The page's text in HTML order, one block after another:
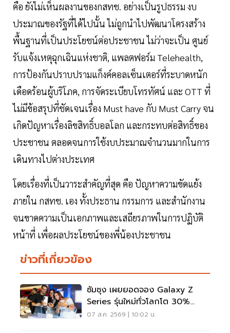
คือ ยังไม่เห็นผลงานของกสทช. อย่างเป็นรูปธรรม งบ
ประมาณของรัฐที่ได้ไปนั้น ไม่ถูกนำไปพัฒนาโครงสร้าง
พื้นฐานที่เป็นประโยชน์ต่อประชาชน ไม่ว่าจะเป็น ศูนย์
รับแจ้งเหตุฉุกเฉินแห่งชาติ, แพลตฟอร์ม Telehealth,
การป้องกันปราบปรามแก็งค์คอลเซ็นเตอร์ที่ระบาดหนัก
เดือดร้อนผู้บริโภค, การจัดระเบียบโทรทัศน์ และ OTT ที่
ไม่มีข้อสรุปที่ชัดเจนเรื่อง Must have กับ Must Carry จน
เกิดปัญหาเรื่องลิขสิทธิ์บอลโลก และกระทบต่อสิทธิ์ของ
ประชาชน ตลอดจนการใช้งบประมาณจำนวนมากในการ
เดินทางไปต่างประเทศ
โดยเรื่องที่เป็นวาระสำคัญที่สุด คือ ปัญหาความขัดแย้ง
ภายใน กสทช. เอง ทั้งประธาน กรรมการ และสำนักงาน
จนขาดความเป็นเอกภาพและเสถียรภาพในการปฏิบัติ
หน้าที่ เพื่อผลประโยชน์ของพี่น้องประชาชน
ข่าวที่เกี่ยวข้อง
ซัมซุง เผยยอดจอง Galaxy Z
Series รุ่นใหม่ทั่วโลกโต 30%
เกาหลีใต้แตะ 1.44 ล้านเครื่อง
07 ส.ค. 2569 | 10:02 น.